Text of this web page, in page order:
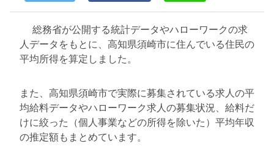
総務省が公開する統計データやハローワークの求
人データをもとに、高知県須崎市に住んでいる住民の
平均所得を算定しました。
また、高知県須崎市で実際に募集されている求人の平
均給料データやハローワーク求人の募集状況、給料だ
けに絞った（個人事業などの所得を除いた）平均年収
の推定額もまとめています。